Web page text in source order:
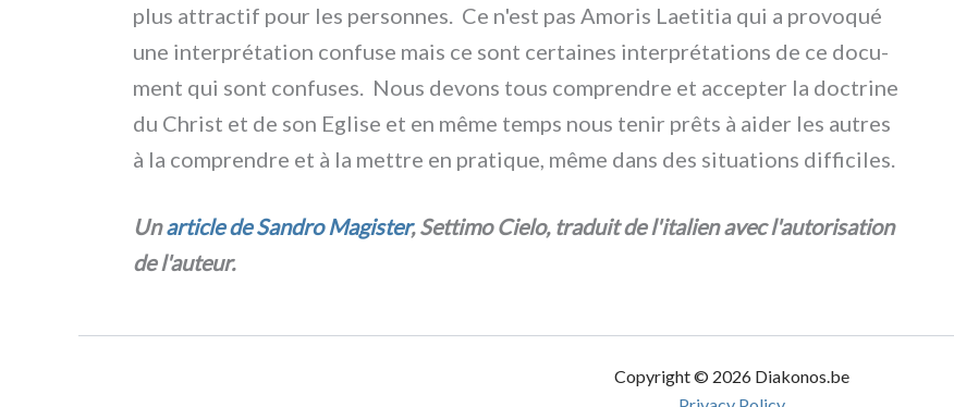
plus attrac­tif pour les per­son­nes. Ce n'est pas Amoris Laetitia qui a pro­vo­qué
une inter­pré­ta­tion con­fu­se mais ce sont cer­tai­nes inter­pré­ta­tions de ce docu­
ment qui sont con­fu­ses. Nous devons tous com­pren­dre et accep­ter la doc­tri­ne
du Christ et de son Eglise et en même temps nous tenir prê­ts à aider les autres
à la com­pren­dre et à la met­tre en pra­ti­que, même dans des situa­tions dif­fi­ci­les.
Unarti­cle de Sandro Magister, Settimo Cielo, tra­duit de l'italien avec l'autorisation
de l'auteur.
Copyright © 2026 Diakonos.be